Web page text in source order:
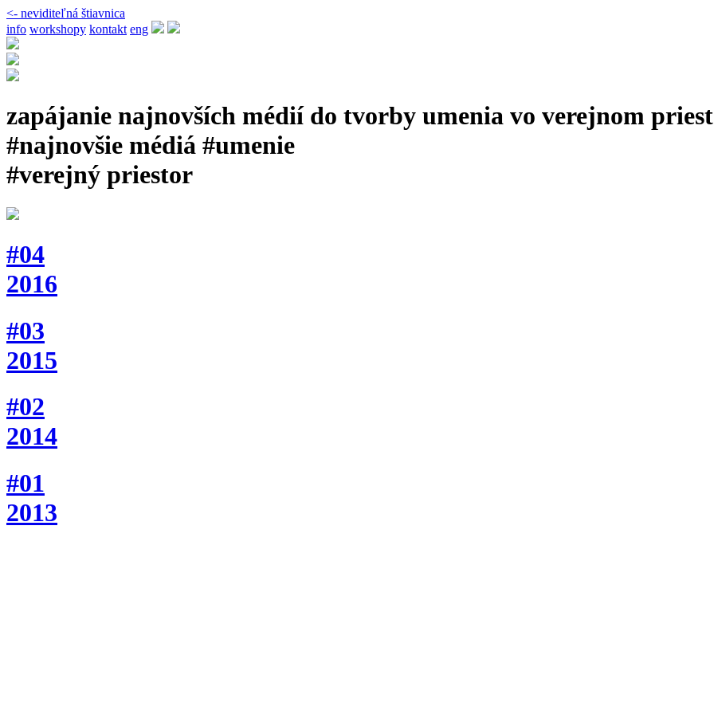
<- neviditeľná štiavnica
info workshopy kontakt eng
zapájanie najnovších médií do tvorby umenia vo verejnom
#najnovšie médiá #umenie
#verejný priestor
#04
2016
#03
2015
#02
2014
#01
2013